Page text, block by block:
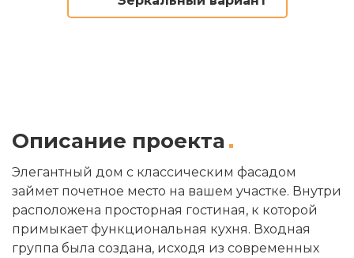
Описание проекта
Элегантный дом с классическим фасадом
займет почетное место на вашем участке. Внутри
расположена просторная гостиная, к которой
примыкает функциональная кухня. Входная
группа была создана, исходя из современных